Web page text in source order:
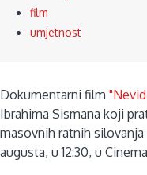
film
umjetnost
Dokumentarni film
Ibrahima Sismana koji
masovnih ratnih
augusta, u 12:30, u